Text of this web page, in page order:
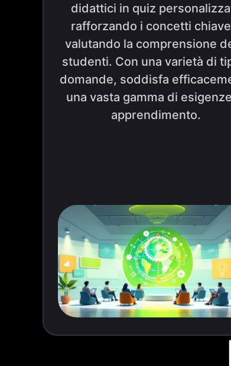
didattici in quiz
rafforzando i concetti
valutando la comprensione
studenti. Con una varietà di
domande, soddisfa
una vasta gamma di
apprendimento.